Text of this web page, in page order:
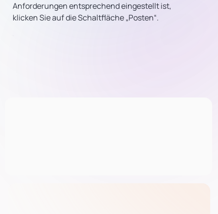
Anforderungen entsprechend eingestellt ist,
klicken Sie auf die Schaltfläche „Posten“.